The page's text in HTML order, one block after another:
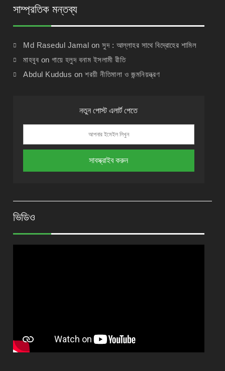
সাম্প্রতিক মন্তব্য
Md Rasedul Jamal onসুদ : আল্লাহর সাথে বিদ্রোহের শামিল
মাহবুব onগায়ে হলুদ বনাম ইসলামী রীতি
Abdul Kuddus onশরয়ী নীতিমালা ও জন্মনিয়ন্ত্রণ
নতুন পোস্ট এলার্ট পেতে
ভিডিও